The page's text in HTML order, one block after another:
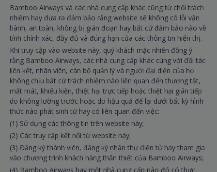
Bamboo Airways và các nhà cung cấp khác cũng từ chối trách
nhiệm hay đưa ra đảm bảo rằng website sẽ không có lỗi vận
hành, an toàn, không bị gián đoạn hay bất cứ đảm bảo nào về
tính chính xác, đầy đủ và đúng hạn của các thông tin hiển thị.
Khi truy cập vào website này, quý khách mặc nhiên đồng ý
rằng Bamboo Airways, các nhà cung cấp khác cùng với đối tác
liên kết, nhân viên, cán bộ quản lý và người đại diện của họ
không chịu bất cứ trách nhiệm nào liên quan đến thương tật,
mất mát, khiếu kiện, thiệt hại trực tiếp hoặc thiệt hại gián tiếp
do không lường trước hoặc do hậu quả để lại dưới bất kỳ hình
thức nào phát sinh từ hay có liên quan đến việc:
(1) Sử dụng các thông tin trên website này;
(2) Các truy cập kết nối từ website này;
(3) Đăng ký thành viên, đăng ký nhận thư điện tử hay tham gia
vào chương trình khách hàng thân thiết của Bamboo Airways;
(4) Bamboo Airways hay một nhà cung cấp nào đó có thực